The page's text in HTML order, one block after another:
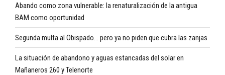
Abando como zona vulnerable: la renaturalización de la antigua
BAM como oportunidad
Segunda multa al Obispado… pero ya no piden que cubra las zanjas
La situación de abandono y aguas estancadas del solar en
Mañaneros 260 y Telenorte